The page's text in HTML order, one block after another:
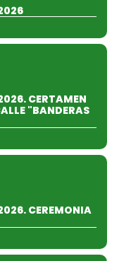
CERTAMEN
"BANDERAS
CEREMONIA